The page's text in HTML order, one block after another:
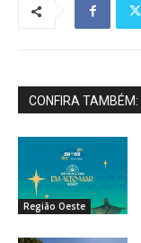
CONFIRA TAMBÉM:
Região Oeste